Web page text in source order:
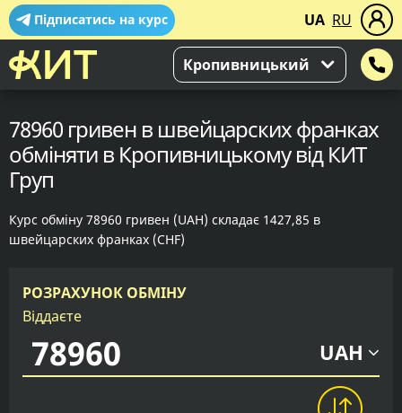
Підписатись на курс UA RU
Кропивницький
78960 гривен в швейцарских франках
обміняти в Кропивницькому від КИТ
Груп
Курс обміну 78960 гривен (UAH) складає 1427,85 в
швейцарских франках (CHF)
РОЗРАХУНОК ОБМІНУ
Віддаєте
UAH